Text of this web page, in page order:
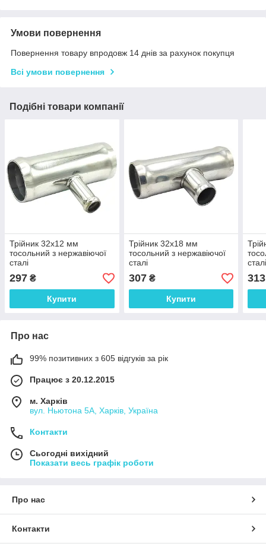
Умови повернення
Повернення товару впродовж 14 днів за рахунок покупця
Всі умови повернення
Подібні товари компанії
Трійник 32x12 мм
тосольний з нержавіючої
сталі
297 ₴
Купити
Трійник 32x18 мм
тосольний з нержавіючої
сталі
307₴
Купити
313
Про нас
99% позитивних з 605 відгуків за рік
Працює з 20.12.2015
м. Харків
вул. Ньютона 5А, Харків, Україна
Контакти
Сьогодні вихідний
Показати весь графік роботи
Про нас
Контакти